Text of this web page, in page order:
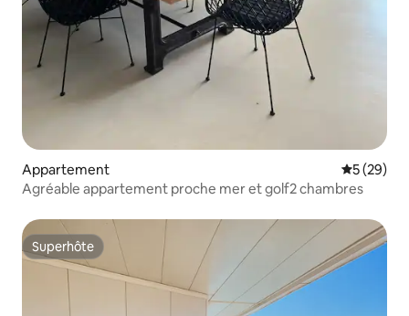
Appartement
5 (29)
Agréable appartement proche mer et golf2 chambres
Superhôte
Superhôte